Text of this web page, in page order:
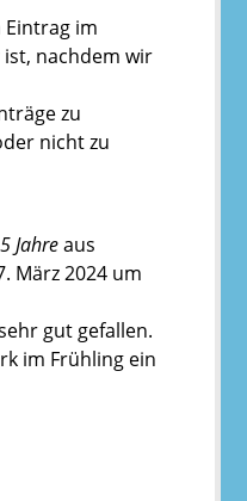
Eintrag im
nachdem wir
zu
nicht zu
Jahre aus
März 2024 um
gut gefallen.
im Frühling ein